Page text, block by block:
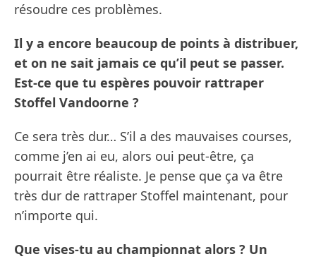
résoudre ces problèmes.
Il y a encore beaucoup de points à distribuer,
et on ne sait jamais ce qu’il peut se passer.
Est-ce que tu espères pouvoir rattraper
Stoffel Vandoorne ?
Ce sera très dur… S’il a des mauvaises courses,
comme j’en ai eu, alors oui peut-être, ça
pourrait être réaliste. Je pense que ça va être
très dur de rattraper Stoffel maintenant, pour
n’importe qui.
Que vises-tu au championnat alors ? Un